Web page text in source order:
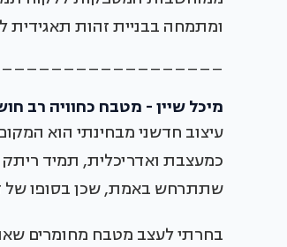
ומתמחה בבניית זהות תאגידית
מיכל שיין - מטבח כחוויה רב
עיצוב חדשני מבחינתי הוא
כמעצבת ואדריכלית, תמיד
שתתרחש באמת, שכן בסופו של
בחרתי לעצב מטבח מחומרים